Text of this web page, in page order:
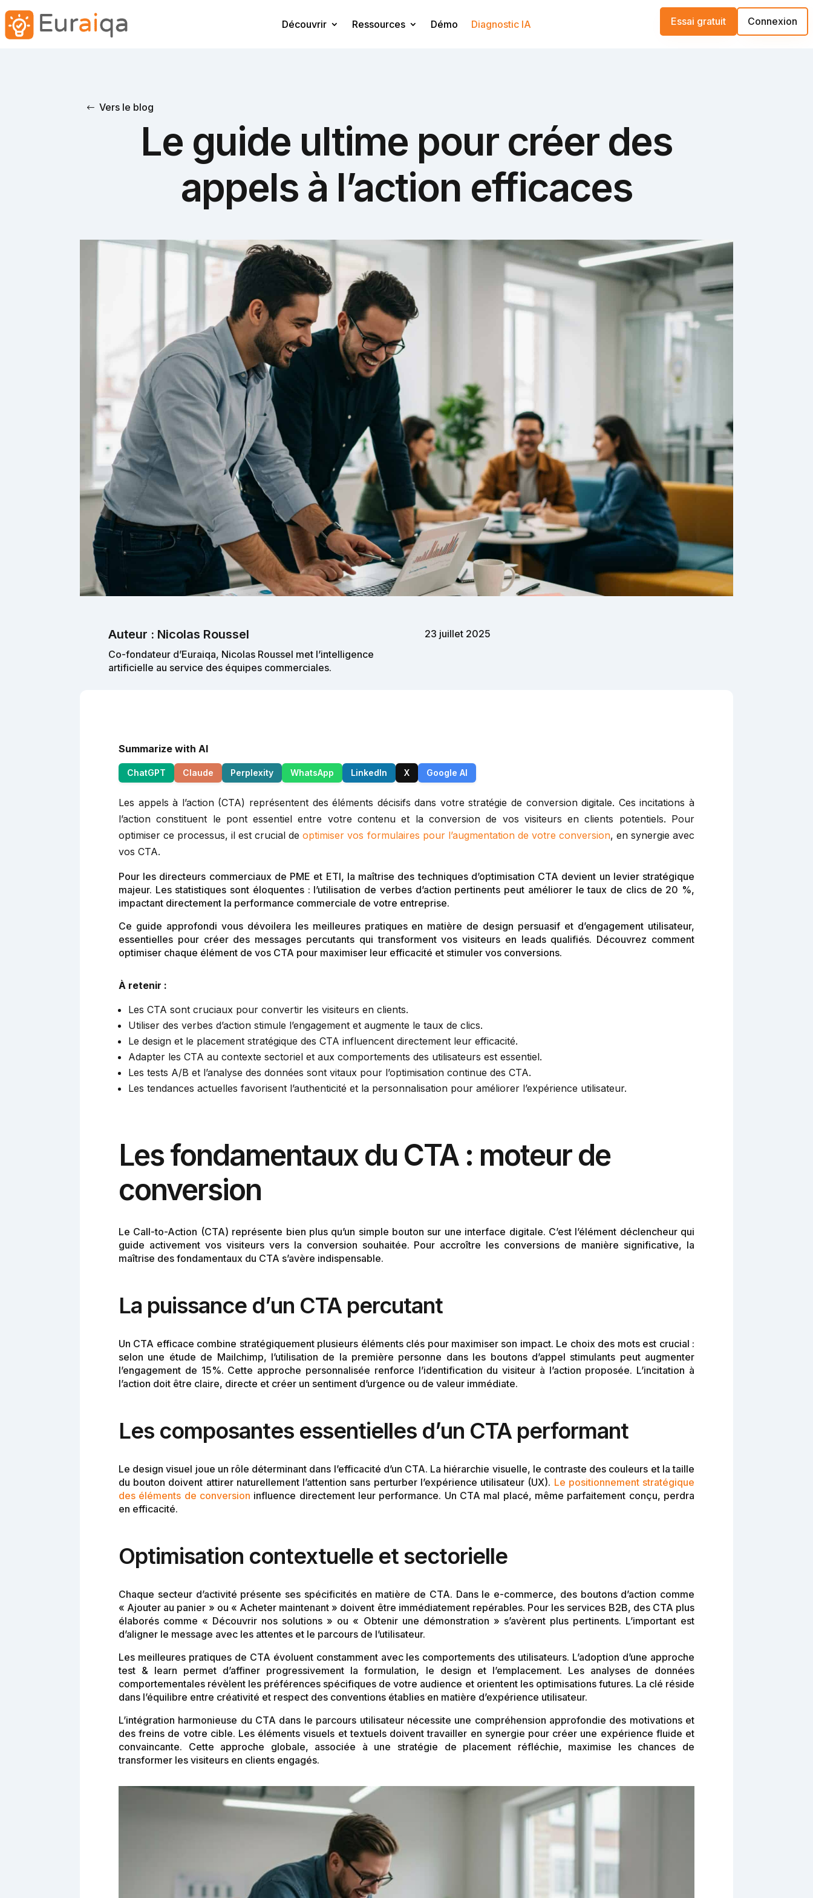
Découvrir Ressources Démo Diagnostic IA Essai gratuit Connexion
Vers le blog
Le guide ultime pour créer des
appels à l’action efficaces
Auteur : Nicolas Roussel
Co-fondateur d’Euraiqa, Nicolas Roussel met l’intelligence
artificielle au service des équipes commerciales.
23 juillet 2025
Summarize with AI
ChatGPT Claude Perplexity WhatsApp LinkedIn X Google AI
Les appels à l’action (CTA) représentent des éléments décisifs dans votre stratégie de conversion digitale. Ces incitations à
l’action constituent le pont essentiel entre votre contenu et la conversion de vos visiteurs en clients potentiels. Pour
optimiser ce processus, il est crucial deoptimiser vos formulaires pour l’augmentation de votre conversion, en synergie avec
vos CTA.
Pour les directeurs commerciaux de PME et ETI, la maîtrise des techniques d’optimisation CTA devient un levier stratégique
majeur. Les statistiques sont éloquentes : l’utilisation de verbes d’action pertinents peut améliorer le taux de clics de 20 %,
impactant directement la performance commerciale de votre entreprise.
Ce guide approfondi vous dévoilera les meilleures pratiques en matière de design persuasif et d’engagement utilisateur,
essentielles pour créer des messages percutants qui transforment vos visiteurs en leads qualifiés. Découvrez comment
optimiser chaque élément de vos CTA pour maximiser leur efficacité et stimuler vos conversions.
À retenir :
Les CTA sont cruciaux pour convertir les visiteurs en clients.
Utiliser des verbes d’action stimule l’engagement et augmente le taux de clics.
Le design et le placement stratégique des CTA influencent directement leur efficacité.
Adapter les CTA au contexte sectoriel et aux comportements des utilisateurs est essentiel.
Les tests A/B et l’analyse des données sont vitaux pour l’optimisation continue des CTA.
Les tendances actuelles favorisent l’authenticité et la personnalisation pour améliorer l’expérience utilisateur.
Les fondamentaux du CTA : moteur de
conversion
Le Call-to-Action (CTA) représente bien plus qu’un simple bouton sur une interface digitale. C’est l’élément déclencheur qui
guide activement vos visiteurs vers la conversion souhaitée. Pour accroître les conversions de manière significative, la
maîtrise des fondamentaux du CTA s’avère indispensable.
La puissance d’un CTA percutant
Un CTA efficace combine stratégiquement plusieurs éléments clés pour maximiser son impact. Le choix des mots est crucial :
selon une étude de Mailchimp, l’utilisation de la première personne dans les boutons d’appel stimulants peut augmenter
l’engagement de 15%. Cette approche personnalisée renforce l’identification du visiteur à l’action proposée. L’incitation à
l’action doit être claire, directe et créer un sentiment d’urgence ou de valeur immédiate.
Les composantes essentielles d’un CTA performant
Le design visuel joue un rôle déterminant dans l’efficacité d’un CTA. La hiérarchie visuelle, le contraste des couleurs et la taille
du bouton doivent attirer naturellement l’attention sans perturber l’expérience utilisateur (UX). Le positionnement stratégique
des éléments de conversion influence directement leur performance. Un CTA mal placé, même parfaitement conçu, perdra
en efficacité.
Optimisation contextuelle et sectorielle
Chaque secteur d’activité présente ses spécificités en matière de CTA. Dans le e-commerce, des boutons d’action comme
« Ajouter au panier » ou « Acheter maintenant » doivent être immédiatement repérables. Pour les services B2B, des CTA plus
élaborés comme « Découvrir nos solutions » ou « Obtenir une démonstration » s’avèrent plus pertinents. L’important est
d’aligner le message avec les attentes et le parcours de l’utilisateur.
Les meilleures pratiques de CTA évoluent constamment avec les comportements des utilisateurs. L’adoption d’une approche
test & learn permet d’affiner progressivement la formulation, le design et l’emplacement. Les analyses de données
comportementales révèlent les préférences spécifiques de votre audience et orientent les optimisations futures. La clé réside
dans l’équilibre entre créativité et respect des conventions établies en matière d’expérience utilisateur.
L’intégration harmonieuse du CTA dans le parcours utilisateur nécessite une compréhension approfondie des motivations et
des freins de votre cible. Les éléments visuels et textuels doivent travailler en synergie pour créer une expérience fluide et
convaincante. Cette approche globale, associée à une stratégie de placement réfléchie, maximise les chances de
transformer les visiteurs en clients engagés.